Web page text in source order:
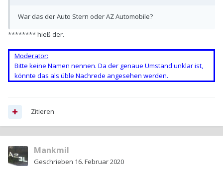
War das der Auto Stern oder AZ Automobile?
******** hieß der.
Moderator:
Bitte keine Namen nennen. Da der genaue Umstand unklar ist,
könnte das als üble Nachrede angesehen werden.
Zitieren
Mankmil
Geschrieben 16. Februar 2020